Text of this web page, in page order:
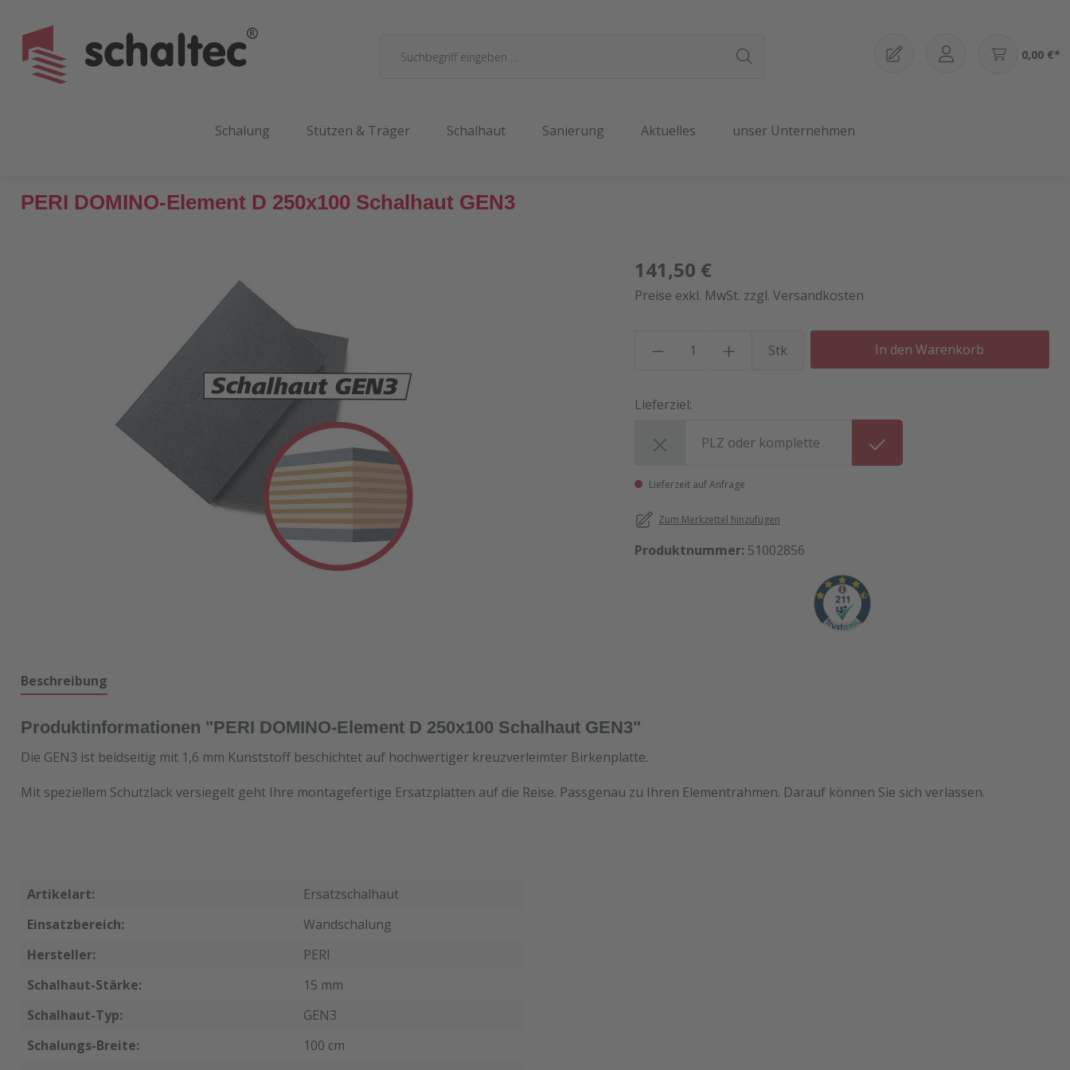
0,00 €*
Schalung Stützen & Träger Schalhaut Sanierung Aktuelles unser Unternehmen
PERI DOMINO-Element D 250x100 Schalhaut GEN3
141,50 €
Preise exkl. MwSt. zzgl. Versandkosten
Produkt Anzahl: Gib den
Stk In den Warenkorb
Lieferziel:
Lieferzeit auf Anfrage
Zum Merkzettel hinzufügen
Produktnummer: 51002856
Beschreibung
Produktinformationen "PERI DOMINO-Element D 250x100 Schalhaut GEN3"
Die GEN3 ist beidseitig mit 1,6 mm Kunststoff beschichtet auf hochwertiger kreuzverleimter Birkenplatte.
Mit speziellem Schutzlack versiegelt geht Ihre montagefertige Ersatzplatten auf die Reise. Passgenau zu Ihren Elementrahmen. Darauf können Sie sich verlassen.
Artikelart:
Ersatzschalhaut
Einsatzbereich:
Wandschalung
Hersteller:
PERI
Schalhaut-Stärke:
15 mm
Schalhaut-Typ:
GEN3
Schalungs-Breite:
100 cm